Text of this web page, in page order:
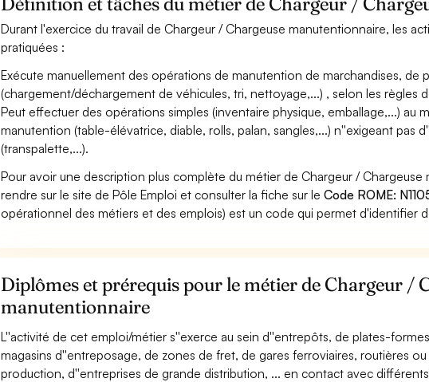
Durant l'exercice du travail de Chargeur / Chargeuse manutentionnaire, les
pratiquées :
Exécute manuellement des opérations de manutention de marchandises, de
(chargement/déchargement de véhicules, tri, nettoyage,...) , selon les règles
Peut effectuer des opérations simples (inventaire physique, emballage,...) au
manutention (table-élévatrice, diable, rolls, palan, sangles,...) n''exigeant pas
(transpalette,...).
Pour avoir une description plus complète du métier de Chargeur /
rendre sur le site de Pôle Emploi et consulter la fiche sur leCode ROME:
opérationnel des métiers et des emplois) est un code qui permet d'identifier
Diplômes et prérequis pour le métier de Chargeur /
manutentionnaire
L''activité de cet emploi/métier s''exerce au sein d''entrepôts, de plates-
magasins d''entreposage, de zones de fret, de gares ferroviaires, routières
production, d''entreprises de grande distribution, ... en contact avec